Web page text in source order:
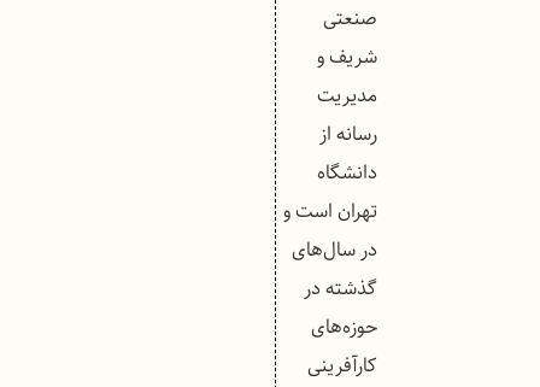
صنعتی
شریف و
مدیریت
رسانه از
دانشگاه
تهران است و
در سال‌های
گذشته در
حوزه‌های
کارآفرینی